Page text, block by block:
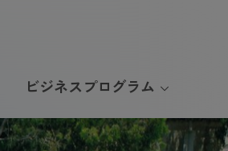
ビジネスプログラム